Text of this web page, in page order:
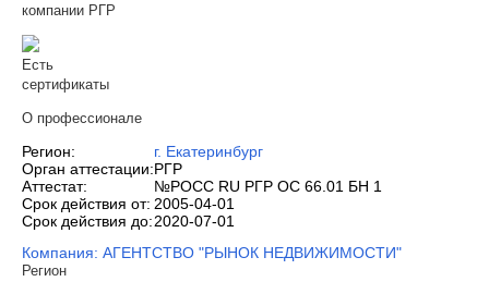
компании РГР
Есть
сертификаты
О профессионале
Регион:
г. Екатеринбург
Орган аттестации:РГР
Аттестат:
№РОСС RU РГР ОС 66.01 БН 1
Срок действия от: 2005-04-01
Срок действия до:2020-07-01
Компания: АГЕНТСТВО "РЫНОК НЕДВИЖИМОСТИ"
Регион